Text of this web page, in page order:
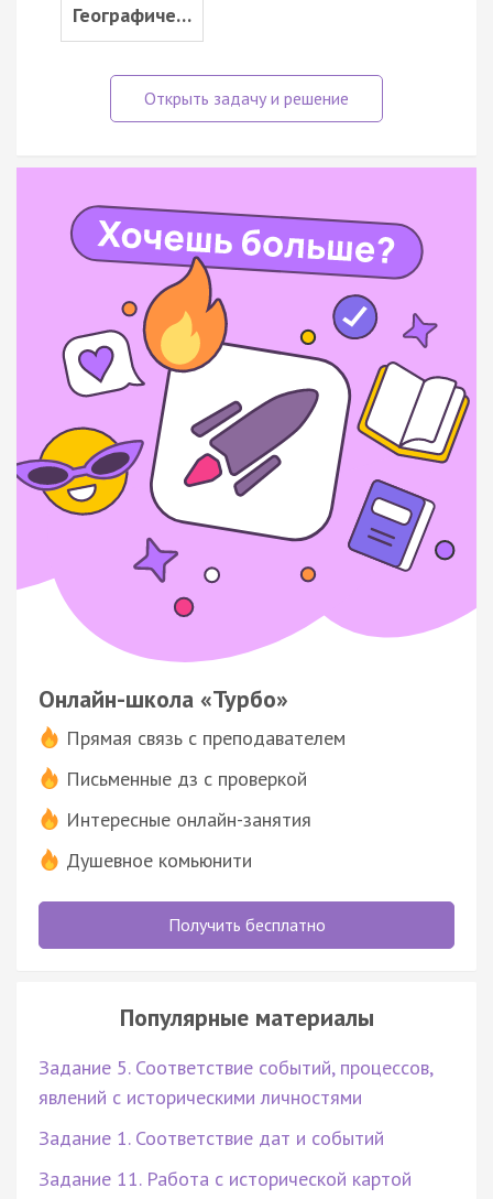
Географиче…
Онлайн-школа «Турбо»
Прямая связь с преподавателем
Письменные дз с проверкой
Интересные онлайн-занятия
Душевное комьюнити
Получить бесплатно
Популярные материалы
Задание 5. Соответствие событий, процессов,
явлений с историческими личностями
Задание 1. Соответствие дат и событий
Задание 11. Работа с исторической картой